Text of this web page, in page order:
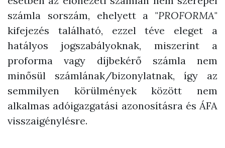
számla sorszám, ehelyett a "PROFORMA"
kifejezés található, ezzel téve eleget a
hatályos jogszabályoknak, miszerint a
proforma vagy díjbekérő számla nem
minősül számlának/bizonylatnak, így az
semmilyen körülmények között nem
alkalmas adóigazgatási azonosításra és ÁFA
visszaigénylésre.